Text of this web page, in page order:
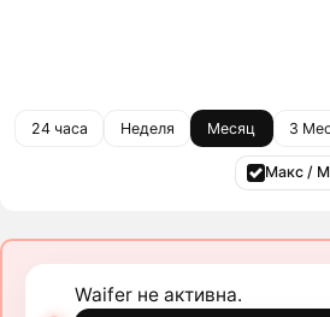
24 часа Неделя Месяц 3
Макс /
Waifer не активна.